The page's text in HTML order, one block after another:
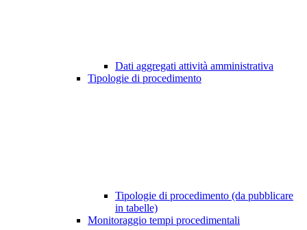
Dati aggregati attività amministrativa
Tipologie di procedimento
Tipologie di procedimento (da pubblicare
in tabelle)
Monitoraggio tempi procedimentali